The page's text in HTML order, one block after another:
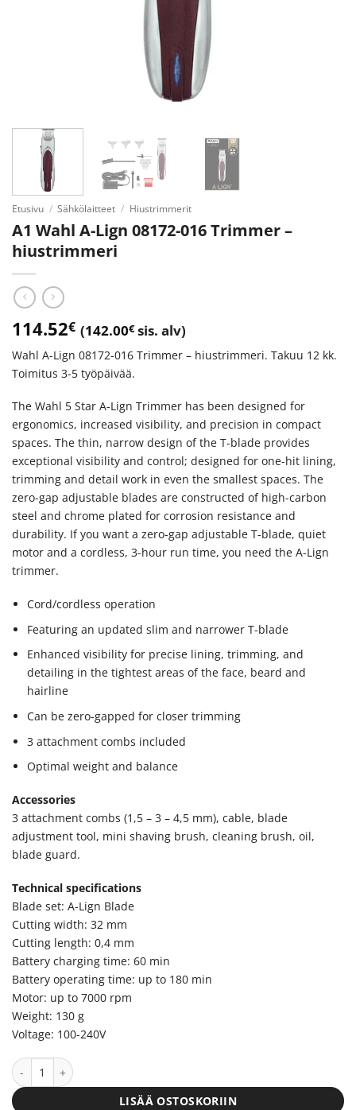
Etusivu / Sähkölaitteet / Hiustrimmerit
A1 Wahl A-Lign 08172-016 Trimmer –
hiustrimmeri
114.52€ (142.00€sis. alv)
Wahl A-Lign 08172-016 Trimmer – hiustrimmeri. Takuu 12 kk.
Toimitus 3-5 työpäivää.
The Wahl 5 Star A-Lign Trimmer has been designed for
ergonomics, increased visibility, and precision in compact
spaces. The thin, narrow design of the T-blade provides
exceptional visibility and control; designed for one-hit lining,
trimming and detail work in even the smallest spaces. The
zero-gap adjustable blades are constructed of high-carbon
steel and chrome plated for corrosion resistance and
durability. If you want a zero-gap adjustable T-blade, quiet
motor and a cordless, 3-hour run time, you need the A-Lign
trimmer.
Cord/cordless operation
Featuring an updated slim and narrower T-blade
Enhanced visibility for precise lining, trimming, and
detailing in the tightest areas of the face, beard and
hairline
Can be zero-gapped for closer trimming
3 attachment combs included
Optimal weight and balance
Accessories
3 attachment combs (1,5 – 3 – 4,5 mm), cable, blade
adjustment tool, mini shaving brush, cleaning brush, oil,
blade guard.
Technical specifications
Blade set: A-Lign Blade
Cutting width: 32 mm
Cutting length: 0,4 mm
Battery charging time: 60 min
Battery operating time: up to 180 min
Motor: up to 7000 rpm
Weight: 130 g
Voltage: 100-240V
A1 Wahl A-Lign 08172-016 Trimmer - hiustrimmeri määrä
LISÄÄ OSTOSKORIIN